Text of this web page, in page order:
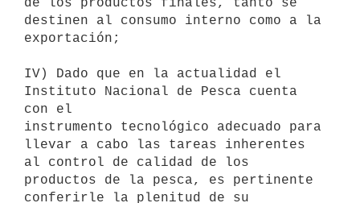
destinen al consumo interno como a la
exportación;
IV) Dado que en la actualidad el
Instituto Nacional de Pesca cuenta
con el
instrumento tecnológico adecuado para
llevar a cabo las tareas inherentes
al control de calidad de los
productos de la pesca, es pertinente
conferirle la plenitud de su